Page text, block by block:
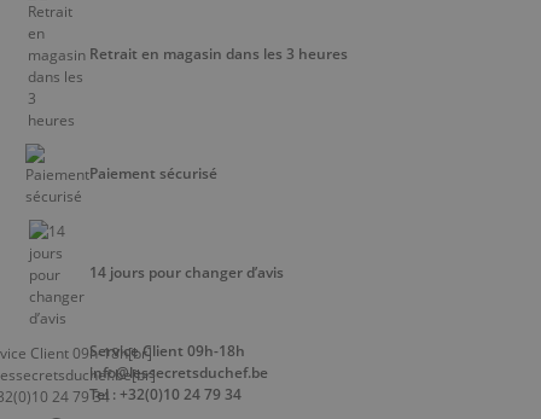
Retrait en magasin dans les 3 heures
Paiement sécurisé
14 jours pour changer d’avis
Service Client 09h-18h
info@lessecretsduchef.be
Tel : +32(0)10 24 79 34